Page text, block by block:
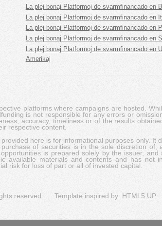
La plej bonaj Platformoj de svarmfinancado en
La plej bonaj Platformoj de svarmfinancado en
La plej bonaj Platformoj de svarmfinancado en
La plej bonaj Platformoj de svarmfinancado en
La plej bonaj Platformoj de svarmfinancado en
Amerikaj
platforms where campaigns are hosted.
is not responsible for any errors or
accuracy, timeliness or of the results
respective content.
here is for informational purposes only.
of securities is in the sole discretion of,
is prepared solely by the issuer,
available materials and contents and has not
risk for loss of part or all of invested capital.
reserved Template inspired by: HTML5 UP